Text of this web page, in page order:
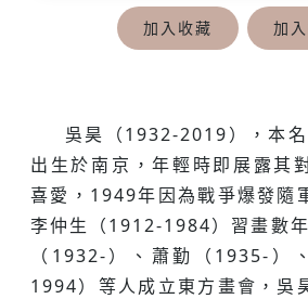
加入收藏 加
吳昊（1932-2019），本
出生於南京，年輕時即展露其
喜愛，1949年因為戰爭爆發隨
李仲生（1912-1984）習畫數
（1932-）、蕭勤（1935-）
1994）等人成立東方畫會，吳